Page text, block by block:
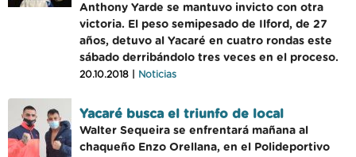
Anthony Yarde se mantuvo invicto con otra
victoria. El peso semipesado de Ilford, de 27
años, detuvo al Yacaré en cuatro rondas este
sábado derribándolo tres veces en el proceso.
20.10.2018 | Noticias
Yacaré busca el triunfo de local
Walter Sequeira se enfrentará mañana al
chaqueño Enzo Orellana, en el Polideportivo